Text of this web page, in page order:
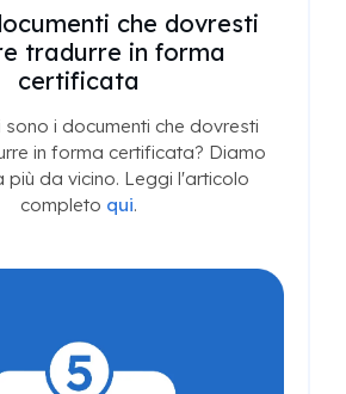
che dovresti
tradurre in forma
certificata
sono i documenti che dovresti
in forma certificata? Diamo
più da vicino. Leggi l'articolo
completo qui.